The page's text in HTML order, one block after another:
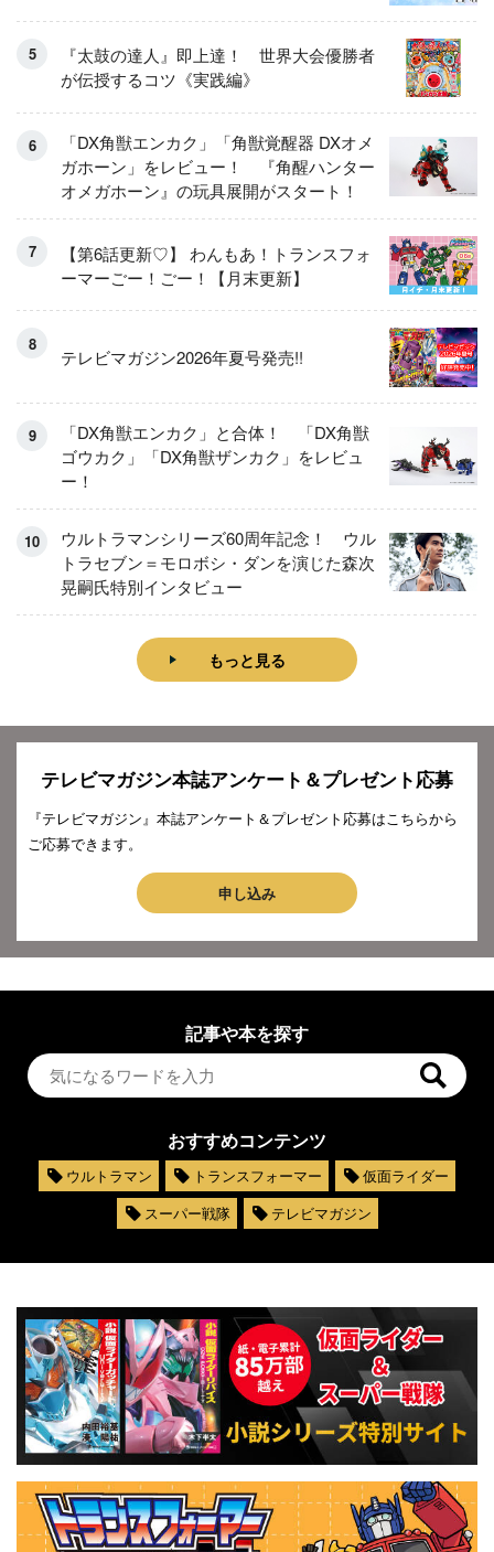
『太鼓の達人』即上達！ 世界大会優勝者
が伝授するコツ《実践編》
「DX角獣エンカク」「角獣覚醒器 DXオメ
ガホーン」をレビュー！ 『角醒ハンター
オメガホーン』の玩具展開がスタート！
【第6話更新♡】 わんもあ！トランスフォ
ーマーごー！ごー！【月末更新】
テレビマガジン2026年夏号発売!!
「DX角獣エンカク」と合体！ 「DX角獣
ゴウカク」「DX角獣ザンカク」をレビュ
ー！
ウルトラマンシリーズ60周年記念！ ウル
トラセブン＝モロボシ・ダンを演じた森次
晃嗣氏特別インタビュー
もっと見る
テレビマガジン本誌アンケート＆プレゼント応募
『テレビマガジン』本誌アンケート＆プレゼント応募はこちらから
ご応募できます。
申し込み
記事や本を探す
おすすめコンテンツ
ウルトラマン トランスフォーマー
仮面ライダー
スーパー戦隊
テレビマガジン